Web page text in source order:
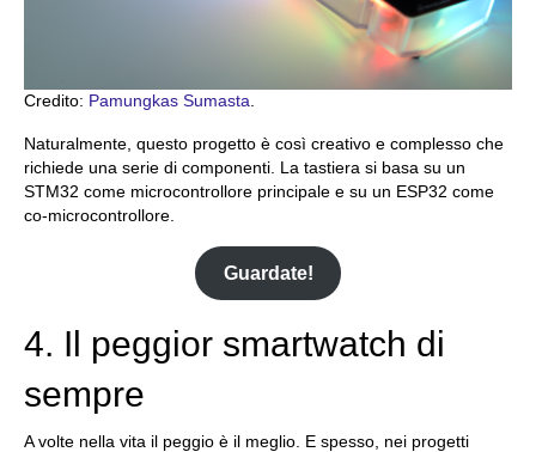
Credito: Pamungkas Sumasta
Naturalmente, questo progetto è così creativo e complesso che
richiede una serie di componenti. La tastiera si basa su un
STM32 come microcontrollore principale e su un ESP32 come
co-microcontrollore.
Guardate!
4. Il peggior smartwatch di
sempre
A volte nella vita il peggio è il meglio. E spesso, nei progetti